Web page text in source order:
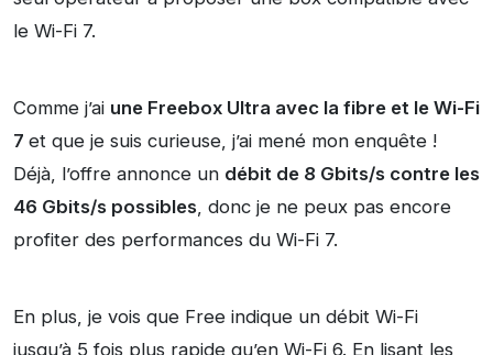
le Wi-Fi 7.
Comme j’ai une Freebox Ultra avec la fibre et le Wi-Fi
7 et que je suis curieuse, j’ai mené mon enquête !
Déjà, l’offre annonce un débit de 8 Gbits/s contre les
46 Gbits/s possibles, donc je ne peux pas encore
profiter des performances du Wi-Fi 7.
En plus, je vois que Free indique un débit Wi-Fi
jusqu’à 5 fois plus rapide qu’en Wi-Fi 6. En lisant les